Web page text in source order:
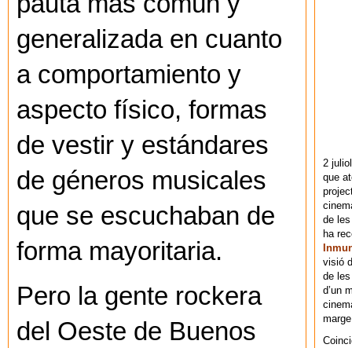
generalizada en cuanto
a comportamiento y
aspecto físico, formas
de vestir y estándares
de géneros musicales
que se escuchaban de
forma mayoritaria.
Pero la gente rockera
del Oeste de Buenos
2
que
de
ha
visió
de
d’un